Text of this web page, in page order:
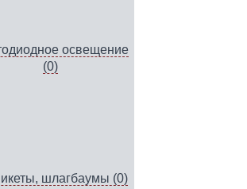
освещение
(0)
шлагбаумы (0)